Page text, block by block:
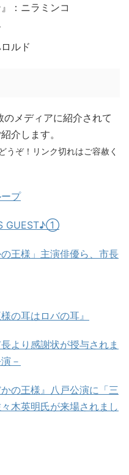
：ニラミンコ
ルド
メディアに紹介されて
介します。
うぞ！リンク切れはご容赦く
プ
GUEST♪①
王様」主演俳優ら、市長
の耳はロバの耳』
より感謝状が授与されま
－
の王様』八戸公演に「三
木英明氏が来場されまし